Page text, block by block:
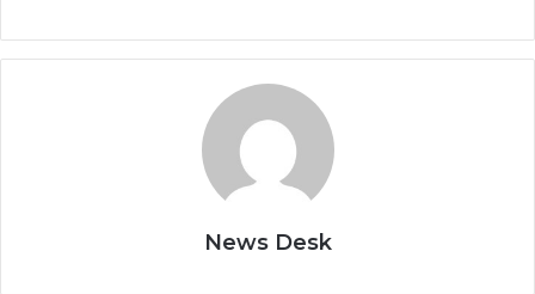
News Desk